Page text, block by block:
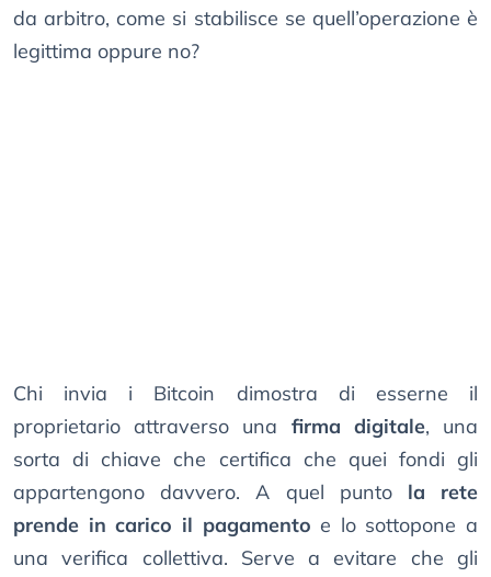
da arbitro, come si stabilisce se quell’operazione è
legittima oppure no?
Chi invia i Bitcoin dimostra di esserne il
proprietario attraverso una firma digitale, una
sorta di chiave che certifica che quei fondi gli
appartengono davvero. A quel punto la rete
prende in carico il pagamento e lo sottopone a
una verifica collettiva. Serve a evitare che gli